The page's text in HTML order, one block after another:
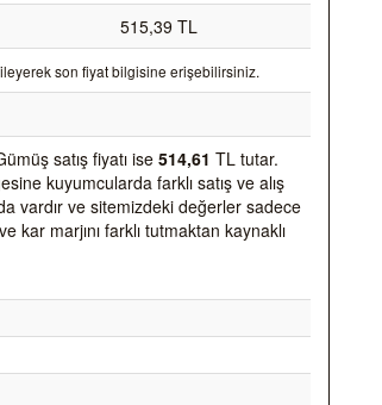
515,39 TL
son fiyat bilgisine erişebilirsiniz.
satış fiyatı ise 514,61 TL tutar.
kuyumcularda farklı satış ve alış
vardır ve sitemizdeki değerler sadece
kar marjını farklı tutmaktan kaynaklı